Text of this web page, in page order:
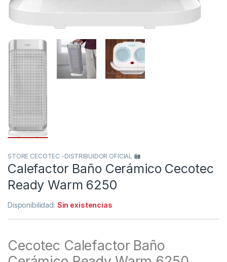
STORE CECOTEC -DISTRIBUIDOR OFICIAL
Calefactor Baño Cerámico Cecotec
Ready Warm 6250
Disponibilidad: Sin existencias
Cecotec Calefactor Baño